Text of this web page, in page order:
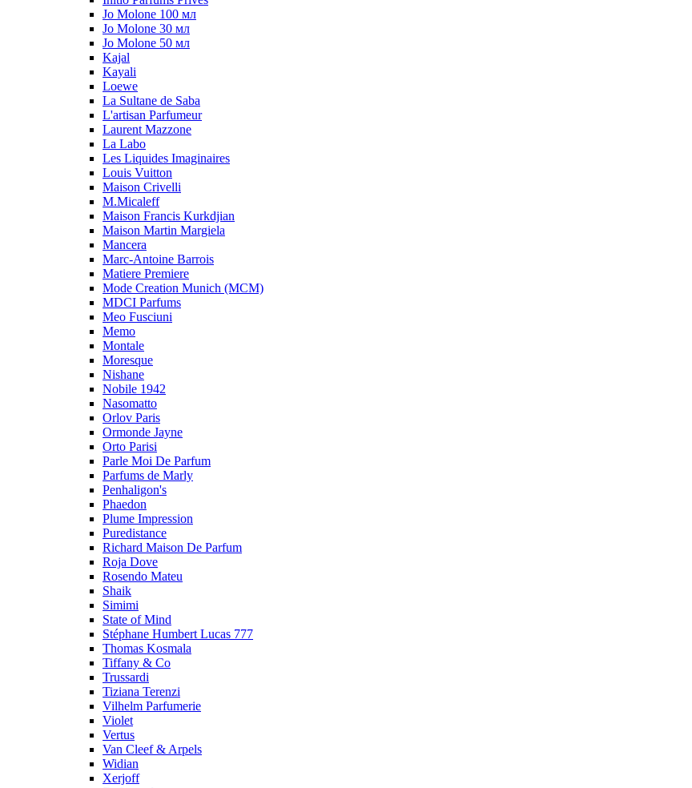
Jo Molone 100 мл
Jo Molone 30 мл
Jo Molone 50 мл
Kajal
Kayali
Loewe
La Sultane de Saba
L'artisan Parfumeur
Laurent Mazzone
La Labo
Les Liquides Imaginaires
Louis Vuitton
Maison Crivelli
M.Micaleff
Maison Francis Kurkdjian
Maison Martin Margiela
Mancera
Marc-Antoine Barrois
Matiere Premiere
Mode Creation Munich (MCM)
MDCI Parfums
Meo Fusciuni
Memo
Montale
Moresque
Nishane
Nobile 1942
Nasomatto
Orlov Paris
Ormonde Jayne
Orto Parisi
Parle Moi De Parfum
Parfums de Marly
Penhaligon's
Phaedon
Plume Impression
Puredistance
Richard Maison De Parfum
Roja Dove
Rosendo Mateu
Shaik
Simimi
State of Mind
Stéphane Humbert Lucas 777
Thomas Kosmala
Tiffany & Co
Trussardi
Tiziana Terenzi
Vilhelm Parfumerie
Violet
Vertus
Van Cleef & Arpels
Widian
Xerjoff